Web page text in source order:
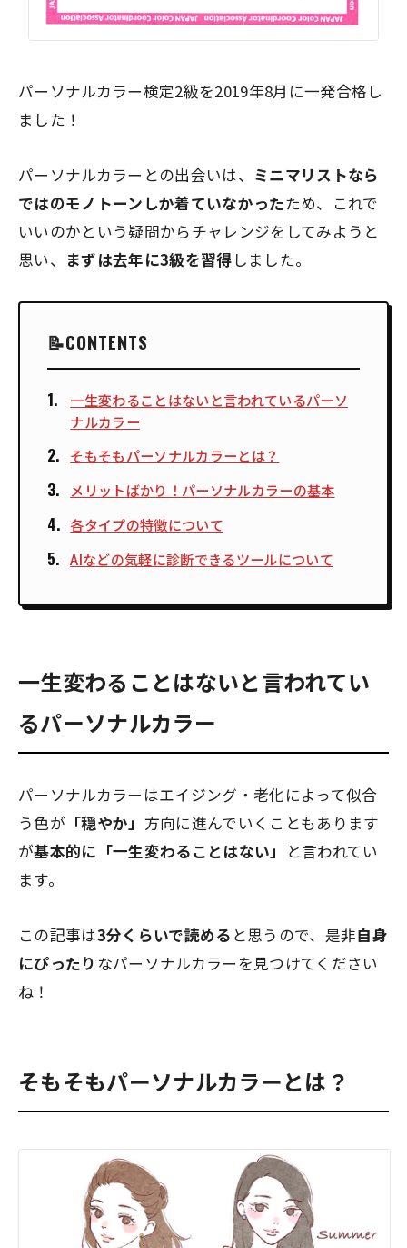
パーソナルカラー検定2級を2019年8月に一発合格し
ました！
パーソナルカラーとの出会いは、 ミニマリストなら
ではのモノトーンしか着ていなかったため、これで
いいのかという疑問からチャレンジをしてみようと
思い、
まずは去年に3級を習得 しました。
CONTENTS
一生変わることはないと言われているパーソ
ナルカラー
そもそもパーソナルカラーとは？
メリットばかり！パーソナルカラーの基本
各タイプの特徴について
AIなどの気軽に診断できるツールについて
一生変わることはないと言われてい
るパーソナルカラー
パーソナルカラーはエイジング・老化によって似合
う色が 「穏やか」 方向に進んでいくこともあります
が基本的に「一生変わることはない」
と言われてい
ます。
この記事は3分くらいで読める と思うので、是非自身
にぴったり なパーソナルカラーを見つけてください
ね！
そもそもパーソナルカラーとは？